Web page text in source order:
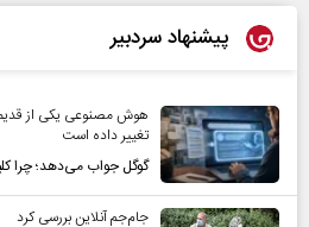
پیشنهاد سردبیر
هوش مصنوعی یکی از
تغییر داده است
گوگل جواب می‌دهد؛ چرا
جام‌جم آنلاین بررسی کرد